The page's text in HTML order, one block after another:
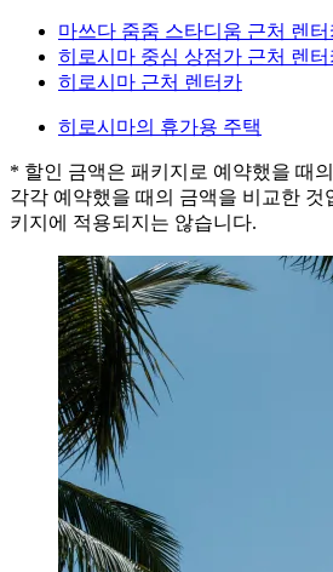
마쓰다 줌줌 스타디움 근처 렌터
히로시마 중심 상점가 근처 렌터
히로시마 근처 렌터카
히로시마의 휴가용 주택
* 할인 금액은 패키지로 예약했을 때
각각 예약했을 때의 금액을 비교한 것
키지에 적용되지는 않습니다.